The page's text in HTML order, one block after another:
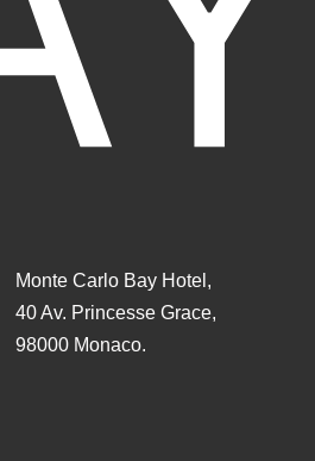
Monte Carlo Bay Hotel,
40 Av. Princesse Grace,
98000 Monaco.